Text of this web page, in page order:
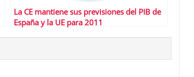
La CE mantiene sus previsiones del PIB de
España y la UE para 2011